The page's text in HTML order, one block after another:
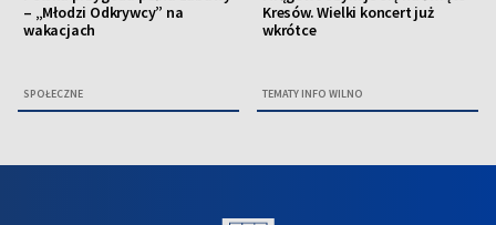
– „Młodzi Odkrywcy” na
wakacjach
SPOŁECZNE
Kresów. Wielki koncert już
wkrótce
TEMATY INFO WILNO